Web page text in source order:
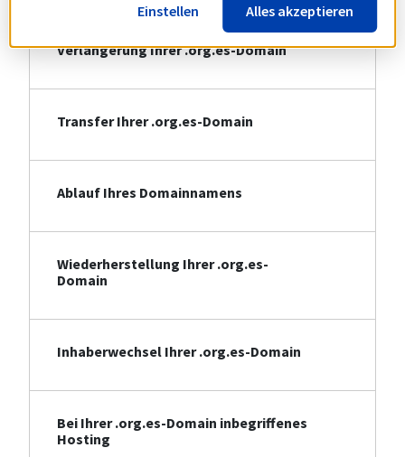
Verlängerung Ihrer .org.es-Domain
Transfer Ihrer .org.es-Domain
Ablauf Ihres Domainnamens
Wiederherstellung Ihrer .org.es-
Domain
Inhaberwechsel Ihrer .org.es-Domain
Bei Ihrer .org.es-Domain inbegriffenes
Hosting
Einstellen Alles akzeptieren